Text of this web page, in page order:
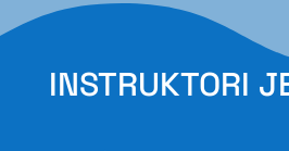
INSTRUKTORI